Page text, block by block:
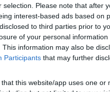
selection. Please note that after
interest-based ads based on
to third parties prior to
of your personal
This information may also be
Participants that may further
this website/app uses one
participar no evento da
ao evento